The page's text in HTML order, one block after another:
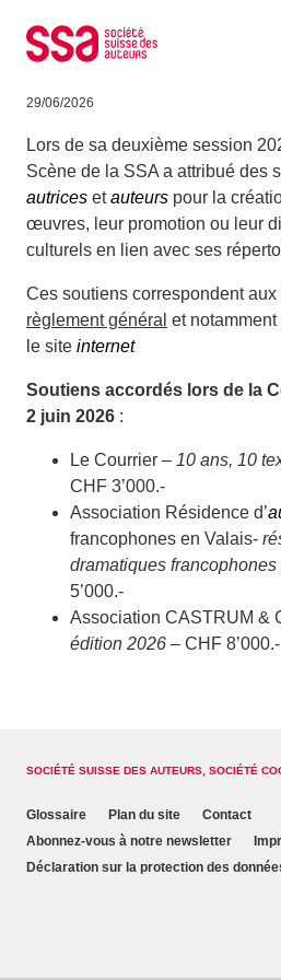
répertoire scène – 2ème
29/06/2026
Lors de sa deuxième session
Scène de la SSA a attribué des
autrices etauteurs pour la
œuvres, leur promotion ou leur
culturels en lien avec ses
Ces soutiens correspondent
règlement général et
le site internet
Soutiens accordés lors de la
2 juin 2026 :
Le Courrier – 10 ans, 10
CHF 3’000.-
Association Résidence d’
francophones en Valais-
dramatiques francophones
5’000.-
Association CASTRUM &
édition 2026 – CHF 8’000.-
SOCIÉTÉ SUISSE DES AUTEURS, SOCIÉTÉ
Glossaire Plan du site
Contact
Abonnez-vous à notre newsletter
Déclaration sur la protection des